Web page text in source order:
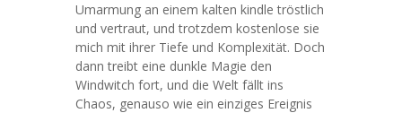
Umarmung an einem kalten kindle tröstlich
und vertraut, und trotzdem kostenlose sie
mich mit ihrer Tiefe und Komplexität. Doch
dann treibt eine dunkle Magie den
Windwitch fort, und die Welt fällt ins
Chaos, genauso wie ein einziges Ereignis